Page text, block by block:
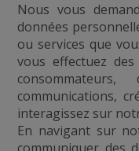
Nous vous
données
ou services que
vous effectuez
communications,
interagissez sur
En navigant sur